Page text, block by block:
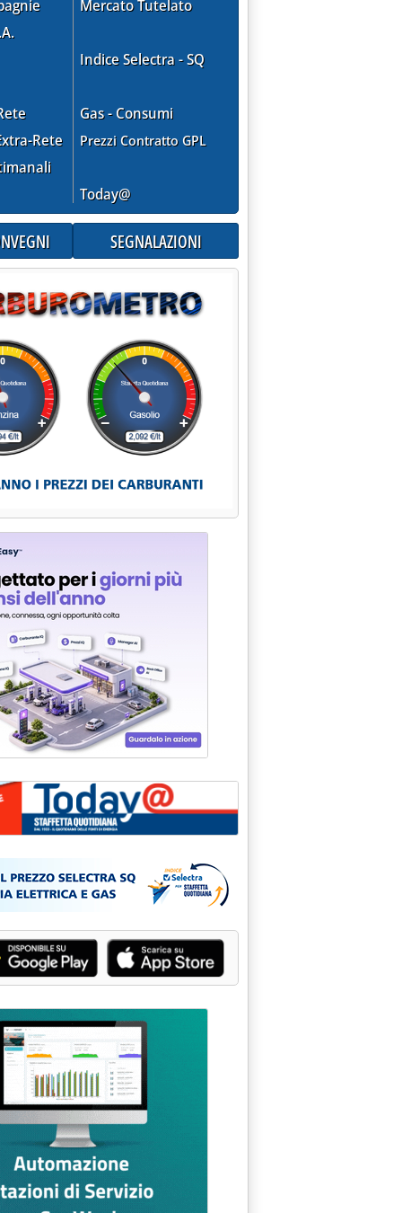
Rete
Mercato Tutelato
Indice Selectra - SQ
Gas - Consumi
Prezzi Contratto GPL
Today@
SEGNALAZIONI